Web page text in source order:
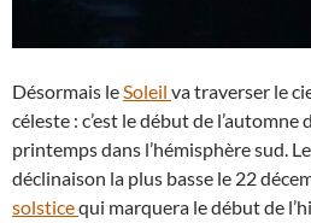
Désormais le Soleil va traverser le
céleste : c’est le début de l’automne
printemps dans l’hémisphère sud.
déclinaison la plus basse le 22
solsticequi marquera le début de